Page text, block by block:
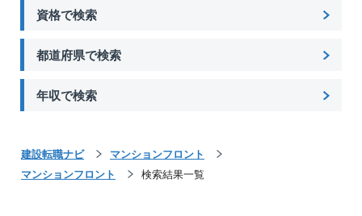
資格で検索
都道府県で検索
年収で検索
建設転職ナビ
マンションフロント
マンションフロント
検索結果一覧